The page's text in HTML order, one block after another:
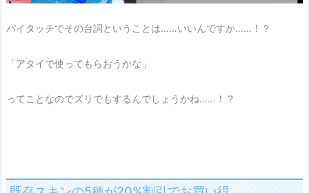
パイタッチでその台詞ということは……いいんですか……！？
「アタイで使ってもらおうかな」
ってことなのでズリでもするんでしょうかね……！？